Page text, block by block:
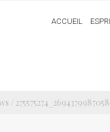
ACCUEIL
/